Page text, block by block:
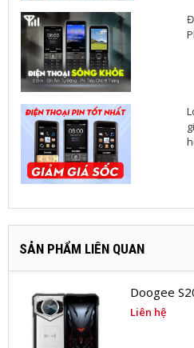
SẢN PHẨM LIÊN QUAN
Doogee
Liên hệ